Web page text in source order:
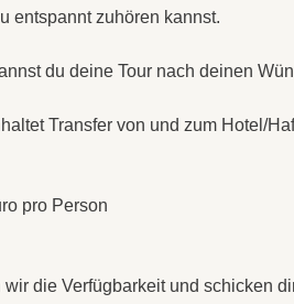
entspannt zuhören kannst.
du deine Tour nach deinen
Transfer von und zum Hotel/
pro Person
die Verfügbarkeit und schicken